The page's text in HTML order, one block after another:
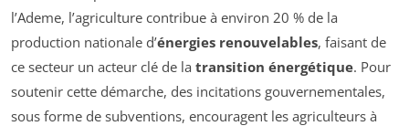
l’Ademe, l’agriculture contribue à environ 20 % de la
production nationale d’énergies renouvelables, faisant de
ce secteur un acteur clé de la transition énergétique. Pour
soutenir cette démarche, des incitations gouvernementales,
sous forme de subventions, encouragent les agriculteurs à